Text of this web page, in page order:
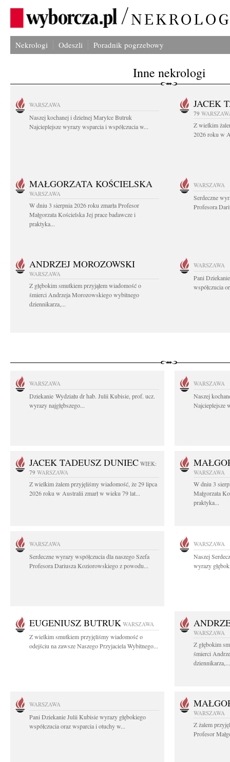
Nekrologi Odeszli Poradnik pogrzebowy
Inne nekrologi
WARSZAWA
Naszej kochanej i dzielnej Marylce Butruk
Najcieplejsze wyrazy wsparcia i współczucia w...
JACEK
79
Z wielkim
2026 roku w
MAŁGORZATA KOŚCIELSKA
WARSZAWA
W dniu 3 sierpnia 2026 roku zmarła Profesor
Małgorzata Kościelska Jej prace badawcze i
praktyka...
WARSZAWA
Serdeczne
Profesora
ANDRZEJ MOROZOWSKI
WARSZAWA
Z głębokim smutkiem przyjąłem wiadomość o
śmierci Andrzeja Morozowskiego wybitnego
dziennikarza,...
WARSZAWA
Pani
współczucia
WARSZAWA
Dziekanie Wydziału dr hab. Julii Kubisie, prof. ucz.
wyrazy najgłębszego...
WARSZAWA
Naszej
Najcieplejsze
JACEK TADEUSZ DUNIEC WIEK:
79 WARSZAWA
Z wielkim żalem przyjęliśmy wiadomość, że 29 lipca
2026 roku w Australii zmarł w wieku 79 lat...
WARSZAWA
W dniu 3
Małgorzata
praktyka...
WARSZAWA
Serdeczne wyrazy współczucia dla naszego Szefa
Profesora Dariusza Koziorowskiego z powodu...
WARSZAWA
Naszej
wyrazy
EUGENIUSZ BUTRUK WARSZAWA
Z wielkim smutkiem przyjęliśmy wiadomość o
odejściu na zawsze Naszego Przyjaciela Wybitnego...
WARSZAWA
Z głębokim
śmierci
dziennikarza,...
WARSZAWA
Pani Dziekanie Julii Kubisie wyrazy głębokiego
współczucia oraz wsparcia i otuchy w...
WARSZAWA
Z żalem
Profesor